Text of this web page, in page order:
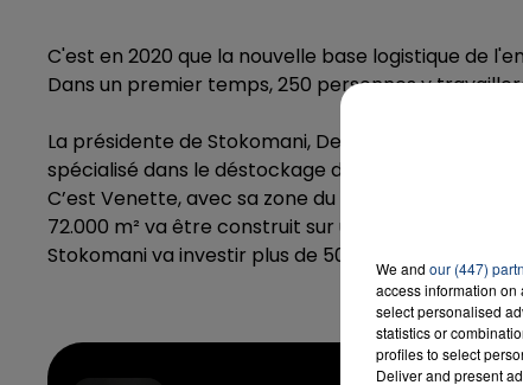
C'est en 2020 que la nouvelle base logistique de
Dans un premier temps, 250 personnes y
La présidente de Stokomani, Delphine Mathez, a
spécialisé dans le déstockage de marques, en
C’est Venette, avec sa zone du Bois-de-
72.000 m² va être construit sur un terrain de 17,5
Stokomani va investir plus de 50 millions d'euros
We and our (447)
access information on
select personalised
statistics or
profiles to select
Deliver and present